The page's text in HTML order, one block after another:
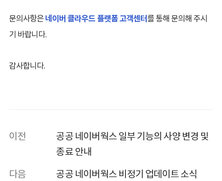
문의사항은 네이버 클라우드 플랫폼 고객센터를 통해 문의해 주시
기 바랍니다.
감사합니다.
이전
공공 네이버웍스 일부 기능의 사양 변경 및
종료 안내
다음
공공 네이버웍스 비정기 업데이트 소식